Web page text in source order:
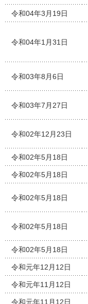
令和04年3月19日
令和04年1月31日
令和03年8月6日
令和03年7月27日
令和02年12月23日
令和02年5月18日
令和02年5月18日
令和02年5月18日
令和02年5月18日
令和02年5月18日
令和元年12月12日
令和元年11月12日
令和元年11月12日